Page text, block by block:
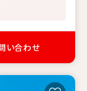
い合わせ